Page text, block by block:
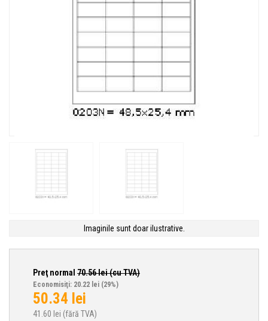
Imaginile sunt doar ilustrative.
Preţ normal 70.56lei (cu TVA)
Economisiţi: 20.22 lei (29%)
50.34 lei
41.60 lei (fără TVA)